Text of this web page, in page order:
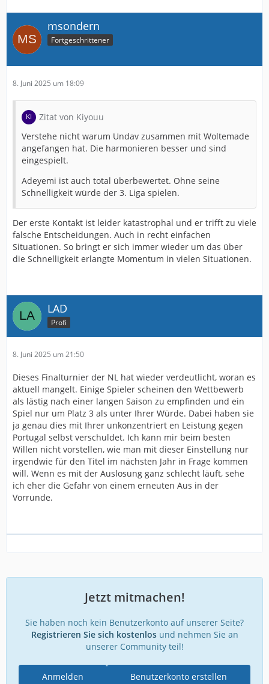
msondern
Fortgeschrittener
8. Juni 2025 um 18:09
Zitat von Kiyouu
Verstehe nicht warum Undav zusammen mit Woltemade
angefangen hat. Die harmonieren besser und sind
eingespielt.
Adeyemi ist auch total überbewertet. Ohne seine
Schnelligkeit würde der 3. Liga spielen.
Der erste Kontakt ist leider katastrophal und er trifft zu viele
falsche Entscheidungen. Auch in recht einfachen
Situationen. So bringt er sich immer wieder um das über
die Schnelligkeit erlangte Momentum in vielen Situationen.
LAD
Profi
8. Juni 2025 um 21:50
Dieses Finalturnier der NL hat wieder verdeutlicht, woran es
aktuell mangelt. Einige Spieler scheinen den Wettbewerb
als lästig nach einer langen Saison zu empfinden und ein
Spiel nur um Platz 3 als unter Ihrer Würde. Dabei haben sie
ja genau dies mit Ihrer unkonzentriert en Leistung gegen
Portugal selbst verschuldet. Ich kann mir beim besten
Willen nicht vorstellen, wie man mit dieser Einstellung nur
irgendwie für den Titel im nächsten Jahr in Frage kommen
will. Wenn es mit der Auslosung ganz schlecht läuft, sehe
ich eher die Gefahr von einem erneuten Aus in der
Vorrunde.
Jetzt mitmachen!
Sie haben noch kein Benutzerkonto auf unserer Seite?
Registrieren Sie sich kostenlosund nehmen Sie an
unserer Community teil!
Benutzerkonto erstellen
Anmelden